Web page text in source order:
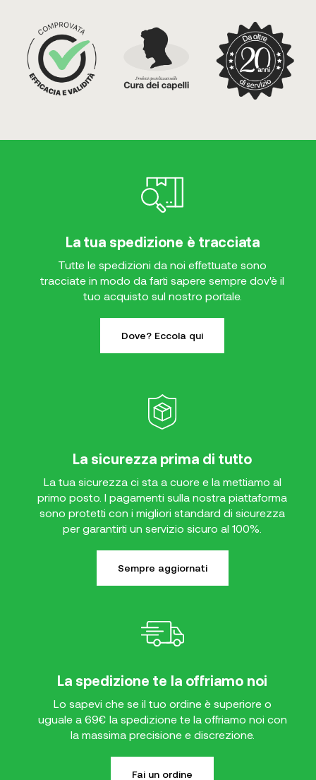
La tua spedizione è tracciata
Tutte le spedizioni da noi effettuate sono
tracciate in modo da farti sapere sempre dov'è il
tuo acquisto sul nostro portale.
Dove? Eccola qui
La sicurezza prima di tutto
La tua sicurezza ci sta a cuore e la mettiamo al
primo posto. I pagamenti sulla nostra piattaforma
sono protetti con i migliori standard di sicurezza
per garantirti un servizio sicuro al 100%.
Sempre aggiornati
La spedizione te la offriamo noi
Lo sapevi che se il tuo ordine è superiore o
uguale a 69€ la spedizione te la offriamo noi con
la massima precisione e discrezione.
Fai un ordine